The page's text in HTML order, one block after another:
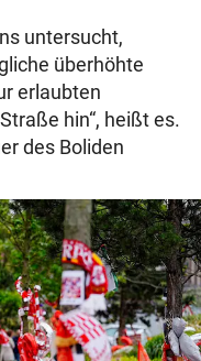
untersucht,
überhöhte
erlaubten
hin“, heißt es.
des Boliden